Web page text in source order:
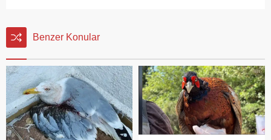
Benzer Konular